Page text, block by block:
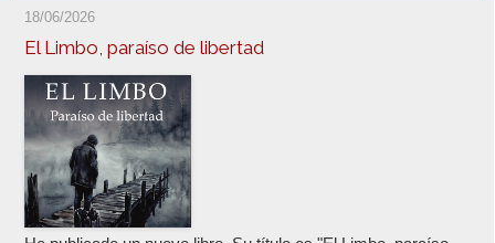
18/06/2026
El Limbo, paraíso de libertad